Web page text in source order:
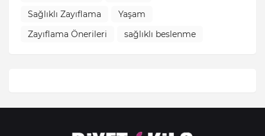
Sağlıklı Zayıflama
Yaşam
Zayıflama Önerileri
sağlıklı beslenme